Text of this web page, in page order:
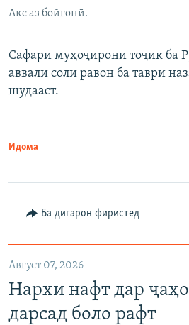
Акс аз бойгонӣ.
Сафари муҳоҷирони тоҷик ба
аввали соли равон ба таври
шудааст.
Идома
Ба дигарон фиристед
Август 07, 2026
Нархи нафт дар
дарсад боло рафт